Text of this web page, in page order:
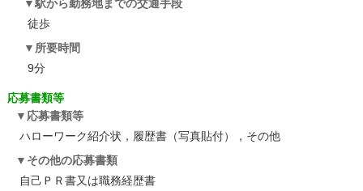
駅から勤務地までの交通手段
徒歩
所要時間
9分
応募書類等
応募書類等
ハローワーク紹介状，履歴書（写真貼付），その他
その他の応募書類
自己ＰＲ書又は職務経歴書